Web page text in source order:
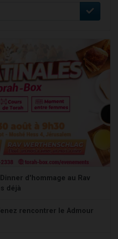
Dinner d'hommage au Rav
déjà
rencontrer le Admour